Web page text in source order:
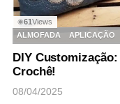
◉61Views
ALMOFADA
APLICAÇÃO
DIY
Crochê!
08/04/2025